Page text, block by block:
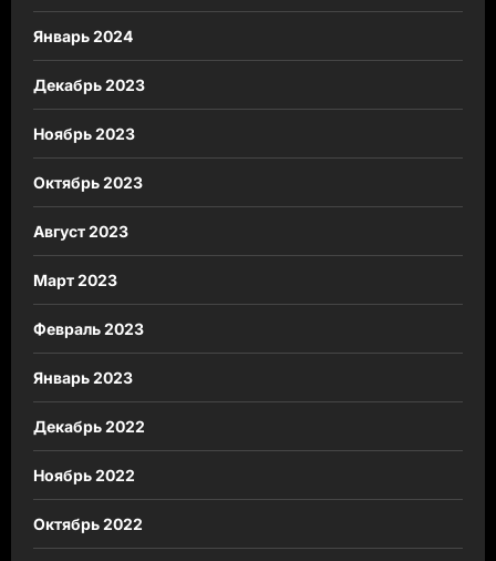
Январь 2024
Декабрь 2023
Ноябрь 2023
Октябрь 2023
Август 2023
Март 2023
Февраль 2023
Январь 2023
Декабрь 2022
Ноябрь 2022
Октябрь 2022